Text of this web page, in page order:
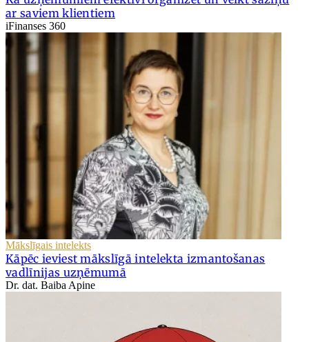
ar saviem klientiem
iFinanses 360
Mākslīgais intelekts
Kāpēc ieviest mākslīgā intelekta izmantošanas
vadlīnijas uzņēmumā
Dr. dat. Baiba Apine